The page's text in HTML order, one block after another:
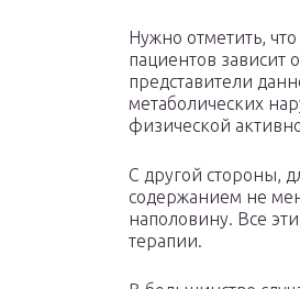
Нужно отметить,
пациентов зависит
представители
метаболических
физической
С другой стороны,
содержанием не
наполовину. Все
терапии.